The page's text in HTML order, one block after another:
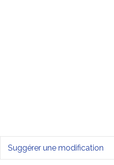
Suggérer une modification